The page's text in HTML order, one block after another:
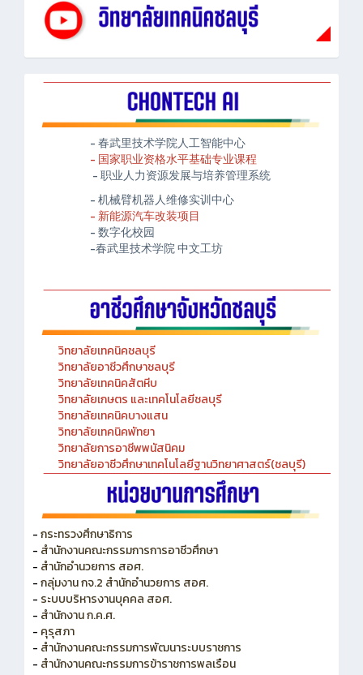
- 春武里技术学院人工智能中心
- 国家职业资格水平基础专业课程
- 职业人力资源发展与培养管理系统
- 机械臂机器人维修实训中心
- 新能源汽车改装项目
- 数字化校园
-春武里技术学院 中文工坊
วิทยาลัยเทคนิคชลบุรี
วิทยาลัยอาชีวศึกษาชลบุรี
วิทยาลัยเทคนิคสัตหีบ
วิทยาลัยเกษตร และเทคโนโลยีชลบุรี
วิทยาลัยเทคนิคบางแสน
วิทยาลัยเทคนิคพัทยา
วิทยาลัยการอาชีพพนัสนิคม
วิทยาลัยอาชีวศึกษาเทคโนโลยีฐานวิทยาศาสตร์(ชลบุรี)
-กระทรวงศึกษาธิการ
- สำนักงานคณะกรรมการการอาชีวศึกษา
- สำนักอำนวยการ สอศ.
-กลุ่มงาน กจ.2 สำนักอำนวยการ สอศ.
- ระบบบริหารงานบุคคล สอศ.
- สำนักงาน ก.ค.ศ.
- คุรุสภา
- สำนักงานคณะกรรมการพัฒนาระบบราชการ
- สำนักงานคณะกรรมการข้าราชการพลเรือน